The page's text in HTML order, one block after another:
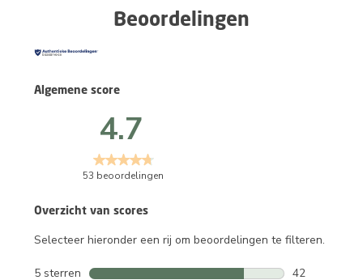
Beoordelingen
Overzicht van scores
Selecteer hieronder een rij om beoordelingen te filteren.
5 sterren sterren 42
Algemene score
4.7
53 beoordelingen